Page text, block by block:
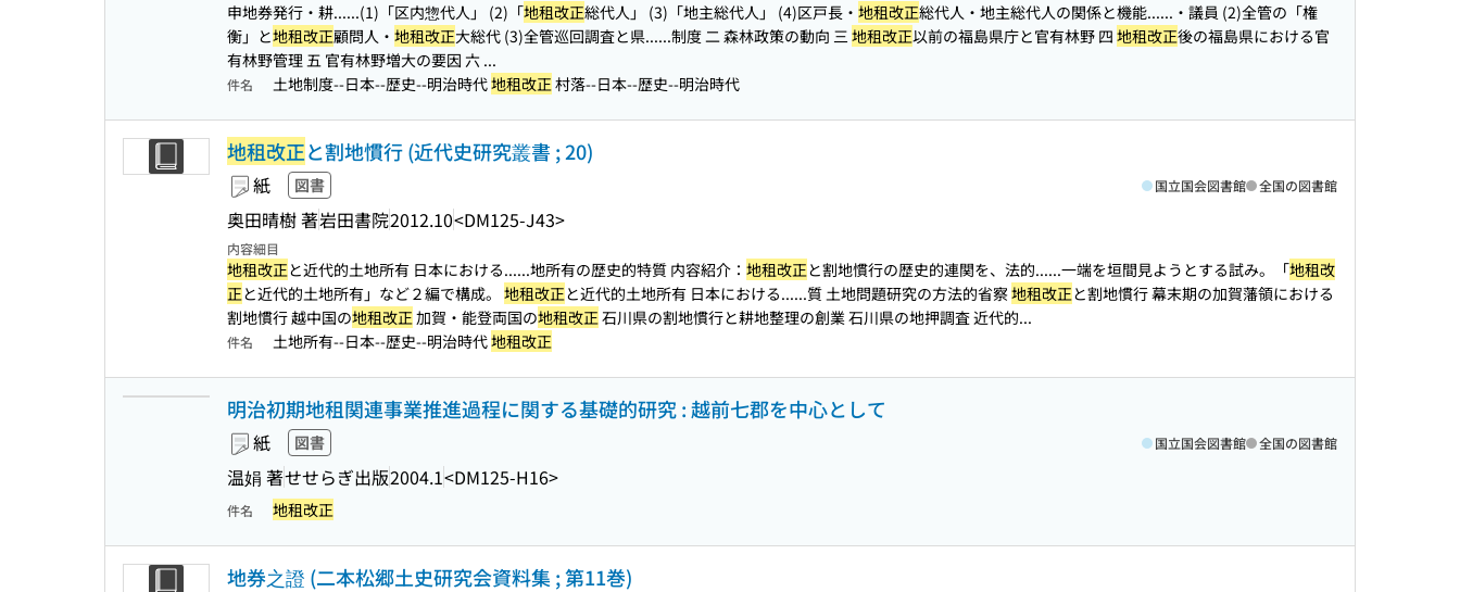
申地券発行・耕......(1)「区内惣代人」 (2)「地租改正総代人」 (3)「地主総代人」 (4)区戸長・ 地租改正総代人・地主総代人の関係と機能......・議員 (2)全管の「権
衡」と地租改正顧問人・ 地租改正大総代 (3)全管巡回調査と県......制度 二 森林政策の動向 三 地租改正以前の福島県庁と官有林野 四 地租改正後の福島県における官
有林野管理 五 官有林野増大の要因 六 ...
件名 土地制度--日本--歴史--明治時代地租改正村落--日本--歴史--明治時代
地租改正と割地慣行 (近代史研究叢書 ; 20)
紙 図書
奥田晴樹 著岩田書院2012.10<DM125-J43>
国立国会図書館 全国の図書館
内容細目
地租改正と近代的土地所有 日本における......地所有の歴史的特質 内容紹介： 地租改正と割地慣行の歴史的連関を、法的......一端を垣間見ようとする試み。「地租改
正と近代的土地所有」など２編で構成。 地租改正と近代的土地所有 日本における......質 土地問題研究の方法的省察地租改正と割地慣行 幕末期の加賀藩領における
割地慣行 越中国の地租改正加賀・能登両国の地租改正石川県の割地慣行と耕地整理の創業 石川県の地押調査 近代的...
件名 土地所有--日本--歴史--明治時代地租改正
明治初期地租関連事業推進過程に関する基礎的研究 : 越前七郡を中心として
紙 図書
温娟 著せせらぎ出版2004.1<DM125-H16>
国立国会図書館 全国の図書館
件名 地租改正
地券之證 (二本松郷土史研究会資料集 ; 第11巻)